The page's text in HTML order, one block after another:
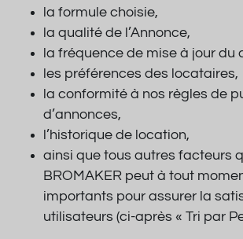
la formule choisie,
la qualité de l’Annonce,
la fréquence de mise à jour du
les préférences des locataires,
la conformité à nos règles de
d’annonces,
l’historique de location,
ainsi que tous autres facteurs
BROMAKER peut à tout
importants pour assurer la
utilisateurs (ci-après « Tri par